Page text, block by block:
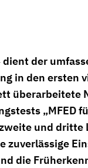
der
in den ersten
überarbeitete
„MFED
und dritte
zuverlässige
die